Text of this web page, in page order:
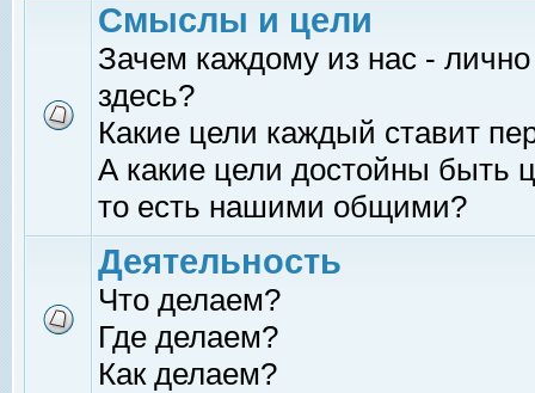
Смыслы и цели
Зачем каждому из нас -
здесь?
Какие цели каждый ставит
А какие цели достойны быть
то есть нашими общими?
Деятельность
Что делаем?
Где делаем?
Как делаем?